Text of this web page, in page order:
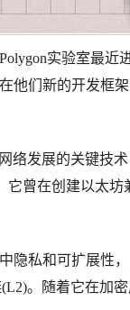
实验室最近
他们新的开发框
络发展的关键
它曾在创建以太
隐私和可扩展性
。随着它在加